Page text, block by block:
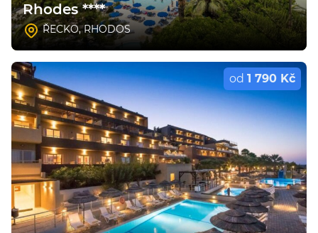
Rhodes ****
ŘECKO,RHODOS
od 1 790 Kč